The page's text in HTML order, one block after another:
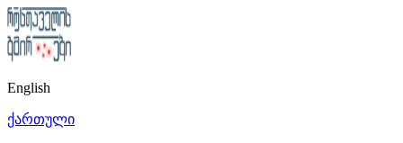
English
ქართული